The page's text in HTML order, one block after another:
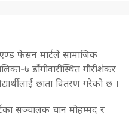
एण्ड फेसन मार्टले सामाजिक
७ डाँगीवारीस्थित गौरीशंकर
छाता वितरण गरेको छ ।
सञ्चालक चान मोहम्मद र